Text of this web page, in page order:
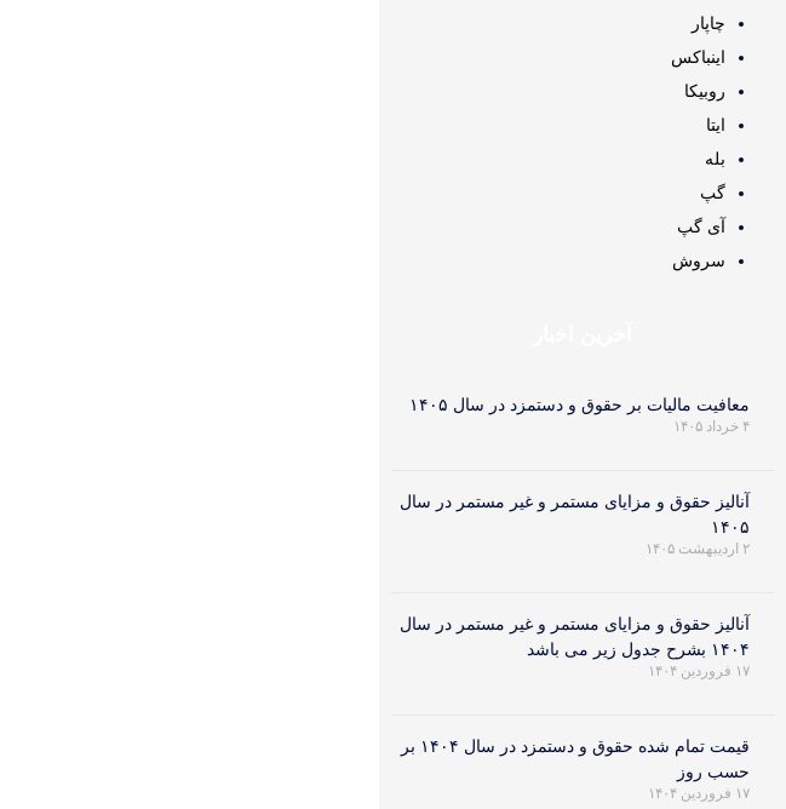
چاپار
اینباکس
روبیکا
ایتا
بله
گپ
آی گپ
سروش
معافیت مالیات بر حقوق و دستمزد در سال ۱۴۰۵
۴ خرداد ۱۴۰۵
آنالیز حقوق و مزایای مستمر و غیر مستمر در سال
۱۴۰۵
۲ اردیبهشت ۱۴۰۵
آنالیز حقوق و مزایای مستمر و غیر مستمر در سال
۱۴۰۴ بشرح جدول زیر می باشد
۱۷ فروردین ۱۴۰۴
قیمت تمام شده حقوق و دستمزد در سال ۱۴۰۴ بر
حسب روز
۱۷ فروردین ۱۴۰۴